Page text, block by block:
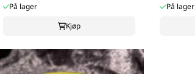
På lager
Kjøp
På lager